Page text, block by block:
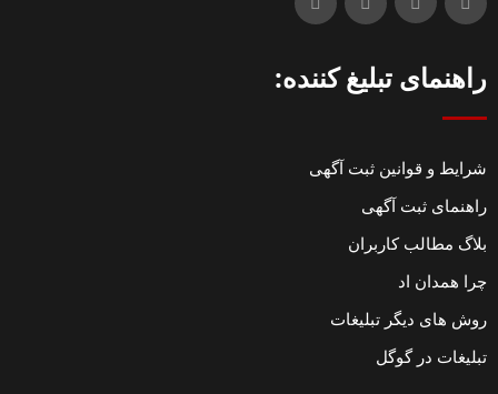
راهنمای تبلیغ کننده:
شرایط و قوانین ثبت آگهی
راهنمای ثبت آگهی
بلاگ مطالب کاربران
چرا همدان اد
روش های دیگر تبلیغات
تبلیغات در گوگل